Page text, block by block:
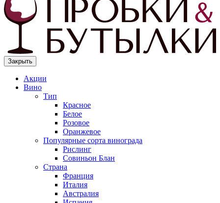
Закрыть
Акции
Вино
Тип
Красное
Белое
Розовое
Оранжевое
Популярные сорта винограда
Рислинг
Совиньон Блан
Страна
Франция
Италия
Австралия